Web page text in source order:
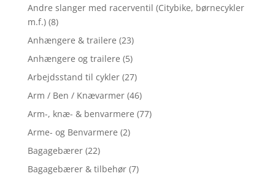
Andre slanger med racerventil (Citybike, børnecykler
m.f.) (8)
Anhængere & trailere (23)
Anhængere og trailere (5)
Arbejdsstand til cykler (27)
Arm / Ben / Knævarmer (46)
Arm-, knæ- & benvarmere (77)
Arme- og Benvarmere (2)
Bagagebærer (22)
Bagagebærer & tilbehør (7)